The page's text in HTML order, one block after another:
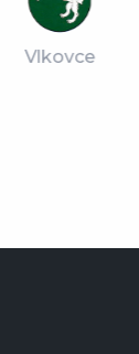
Vlkovce